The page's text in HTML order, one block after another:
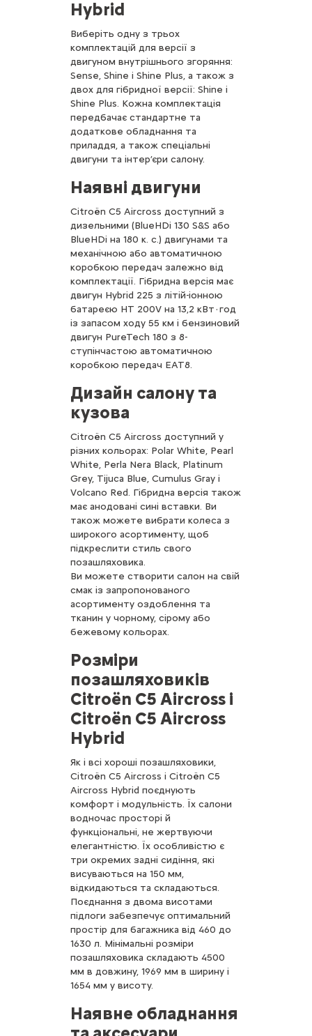
Hybrid
Виберіть одну з трьох
комплектацій для версії з
двигуном внутрішнього згоряння:
Sense, Shine і Shine Plus, а також з
двох для гібридної версії: Shine і
Shine Plus. Кожна комплектація
передбачає стандартне та
додаткове обладнання та
приладдя, а також спеціальні
двигуни та інтер’єри салону.
Наявні двигуни
Citroën C5 Aircross доступний з
дизельними (BlueHDi 130 S&S або
BlueHDi на 180 к. с.) двигунами та
механічною або автоматичною
коробкою передач залежно від
комплектації. Гібридна версія має
двигун Hybrid 225 з літій-іонною
батареєю HT 200V на 13,2 кВт·год
із запасом ходу 55 км і бензиновий
двигун PureTech 180 з 8-
ступінчастою автоматичною
коробкою передач EAT8.
Дизайн салону та
кузова
Citroën C5 Aircross доступний у
різних кольорах: Polar White, Pearl
White, Perla Nera Black, Platinum
Grey, Tijuca Blue, Cumulus Gray і
Volcano Red. Гібридна версія також
має анодовані сині вставки. Ви
також можете вибрати колеса з
широкого асортименту, щоб
підкреслити стиль свого
позашляховика.
Ви можете створити салон на свій
смак із запропонованого
асортименту оздоблення та
тканин у чорному, сірому або
бежевому кольорах.
Розміри
позашляховиків
Citroën C5 Aircross і
Citroën C5 Aircross
Hybrid
Як і всі хороші позашляховики,
Citroën C5 Aircross і Citroën C5
Aircross Hybrid поєднують
комфорт і модульність. Їх салони
водночас просторі й
функціональні, не жертвуючи
елегантністю. Їх особливістю є
три окремих задні сидіння, які
висуваються на 150 мм,
відкидаються та складаються.
Поєднання з двома висотами
підлоги забезпечує оптимальний
простір для багажника від 460 до
1630 л. Мінімальні розміри
позашляховика складають 4500
мм в довжину, 1969 мм в ширину і
1654 мм у висоту.
Наявне обладнання